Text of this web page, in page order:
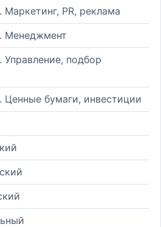
PR, реклама
Менеджмент
Управление, подбор
Ценные бумаги, инвестиции